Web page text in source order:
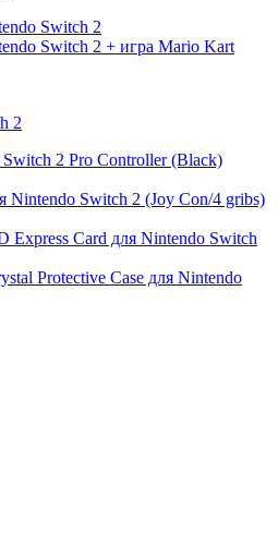
Switch 2
Switch 2 + игра Mario Kart
2
2 Pro Controller (Black)
Nintendo Switch 2 (Joy Con/4 gribs)
Express Card для Nintendo Switch
Protective Case для Nintendo